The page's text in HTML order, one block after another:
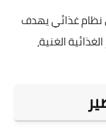
نظام غذائي يهدف
الغنية،